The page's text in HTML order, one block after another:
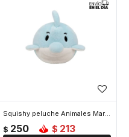
Squishy peluche Animales Marinos - Celeste
$ 250 $ 213